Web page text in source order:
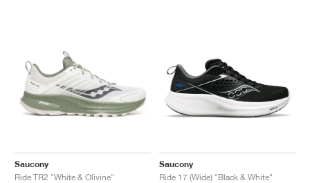
Saucony
Ride TR2 "White & Olivine"
Saucony
Ride 17 (Wide) "Black & White"